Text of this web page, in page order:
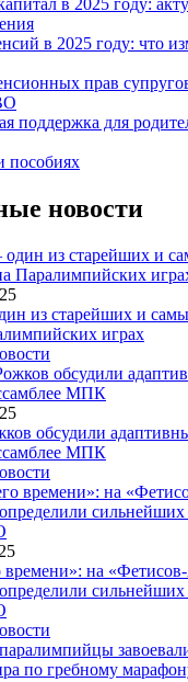
в 2025 году: что
прав
поддержка для
пособиях
новости
из старейших и
играх
обсудили
МПК
времени»: на
сильнейших